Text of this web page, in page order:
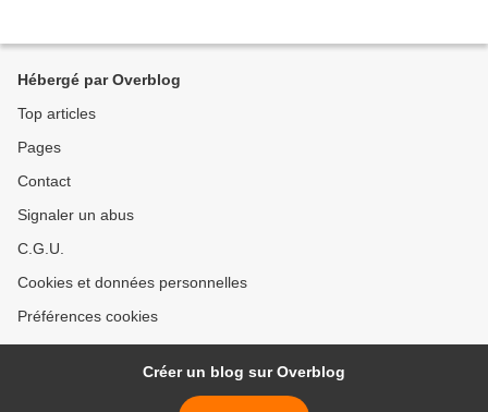
Hébergé par Overblog
Top articles
Pages
Contact
Signaler un abus
C.G.U.
Cookies et données personnelles
Préférences cookies
Créer un blog sur Overblog